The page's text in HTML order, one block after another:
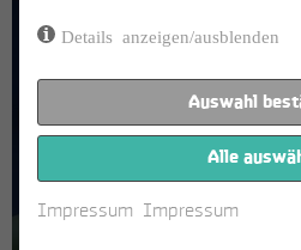
Details anzeigen/ausblenden
Auswahl
Alle
Impressum Impressum